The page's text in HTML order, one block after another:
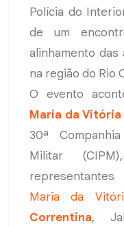
Polícia do
de um
alinhamento
na região do Rio
O evento
Maria da Vitória
30ª
Militar
Maria da
Correntina,